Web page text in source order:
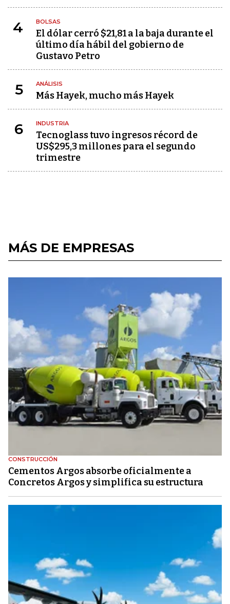
4 BOLSAS
El dólar cerró $21,81 a la baja durante el
último día hábil del gobierno de
Gustavo Petro
5 ANÁLISIS
Más Hayek, mucho más Hayek
6 INDUSTRIA
Tecnoglass tuvo ingresos récord de
US$295,3 millones para el segundo
trimestre
MÁS DE EMPRESAS
CONSTRUCCIÓN
Cementos Argos absorbe oficialmente a
Concretos Argos y simplifica su estructura